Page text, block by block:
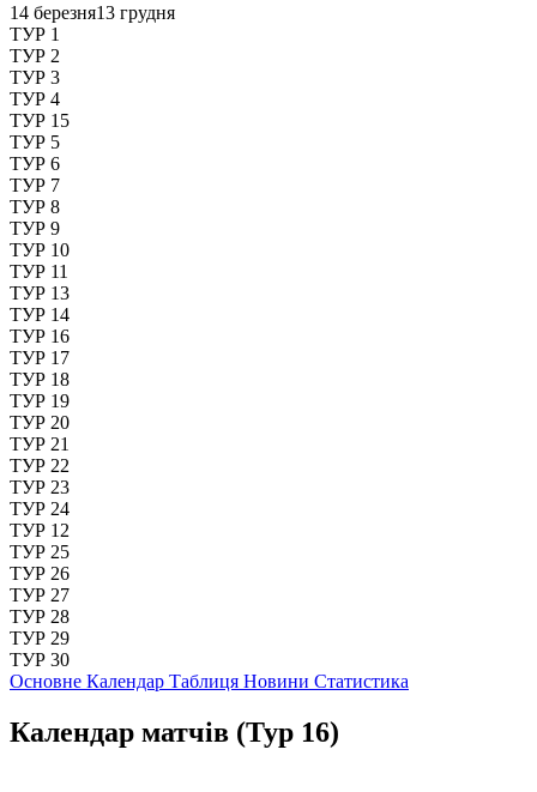
14 березня13 грудня
ТУР 1
ТУР 2
ТУР 3
ТУР 4
ТУР 15
ТУР 5
ТУР 6
ТУР 7
ТУР 8
ТУР 9
ТУР 10
ТУР 11
ТУР 13
ТУР 14
ТУР 16
ТУР 17
ТУР 18
ТУР 19
ТУР 20
ТУР 21
ТУР 22
ТУР 23
ТУР 24
ТУР 12
ТУР 25
ТУР 26
ТУР 27
ТУР 28
ТУР 29
ТУР 30
Основне Календар Таблиця Новини Статистика
Календар матчів (Тур 16)